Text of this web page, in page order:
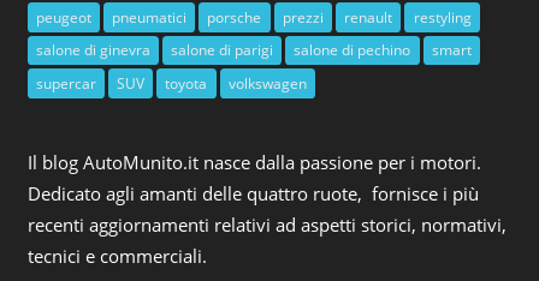
peugeot
pneumatici porsche prezzi renault
restyling
salone di ginevra
salone di parigi salone di pechino
smart
supercar
SUV toyota volkswagen
Il blog AutoMunito.it nasce dalla passione per i motori.
Dedicato agli amanti delle quattro ruote, fornisce i più
recenti aggiornamenti relativi ad aspetti storici, normativi,
tecnici e commerciali.